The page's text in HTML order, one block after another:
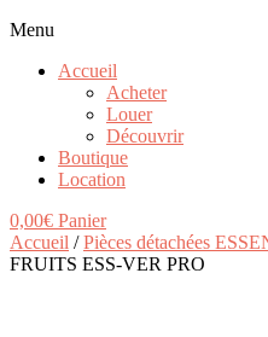
Menu
Accueil
Acheter
Louer
Découvrir
Boutique
Location
0,00€ Panier
Accueil /Pièces détachées
FRUITS ESS-VER PRO